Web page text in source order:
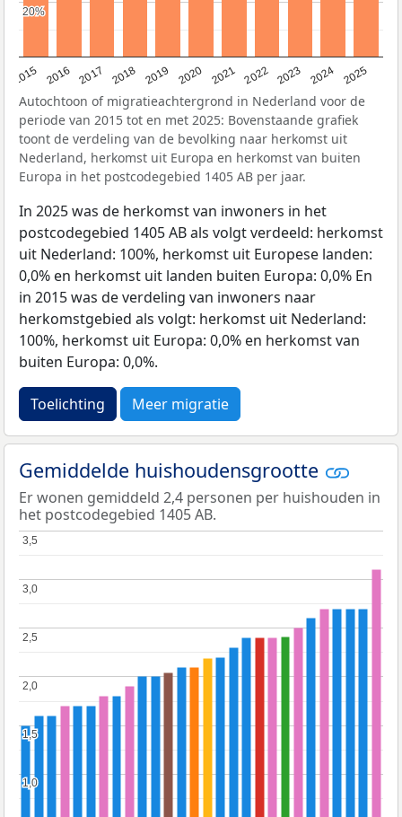
2015 2016 2017 2018 2019 2020 2021 2022 2023 2024 2025
20%
20%
Autochtoon of migratieachtergrond in Nederland voor de
periode van 2015 tot en met 2025: Bovenstaande grafiek
toont de verdeling van de bevolking naar herkomst uit
Nederland, herkomst uit Europa en herkomst van buiten
Europa in het postcodegebied 1405 AB per jaar.
In 2025 was de herkomst van inwoners in het
postcodegebied 1405 AB als volgt verdeeld: herkomst
uit Nederland: 100%, herkomst uit Europese landen:
0,0% en herkomst uit landen buiten Europa: 0,0% En
in 2015 was de verdeling van inwoners naar
herkomstgebied als volgt: herkomst uit Nederland:
100%, herkomst uit Europa: 0,0% en herkomst van
buiten Europa: 0,0%.
Toelichting Meer migratie
Gemiddelde huishoudensgrootte
Er wonen gemiddeld 2,4 personen per huishouden in
het postcodegebied 1405 AB.
1,0
1,0
1,5
1,5
2,0
2,0
2,5
2,5
3,0
3,0
3,5
3,5